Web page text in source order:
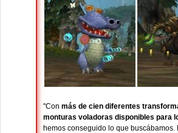
"Con más de cien diferentes
monturas voladoras disponibles para
hemos conseguido lo que buscábamos.